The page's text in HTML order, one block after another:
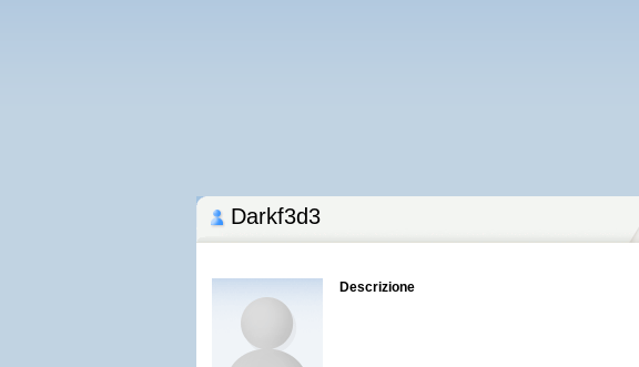
Darkf3d3
Descrizione